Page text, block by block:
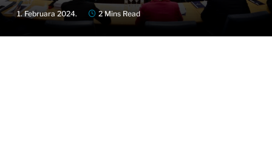
1. Februara 2024. 2 Mins Read